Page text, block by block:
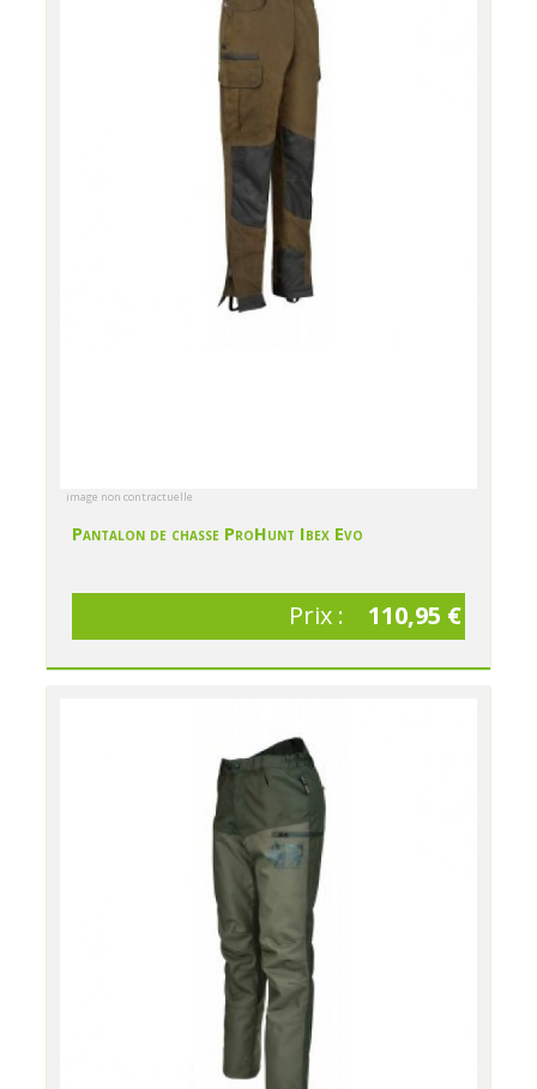
image non contractuelle
Pantalon de chasse ProHunt Ibex Evo
Prix : 110,95 €